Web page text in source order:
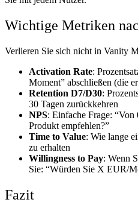
Wichtige Metriken
Verlieren Sie sich nicht in Vanity
Activation Rate:
Moment” abschließen (die
Retention D7/D30:
30 Tagen zurückkehren
NPS: Einfache Frage: “Von
Produkt empfehlen?”
Time to Value: Wie lange
zu erhalten
Willingness to Pay: Wenn
Sie: “Würden Sie X EUR/
Fazit